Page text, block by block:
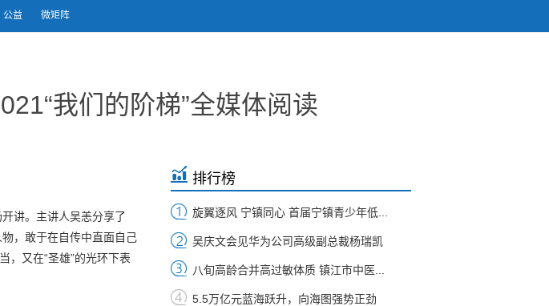
公益 微矩阵
我们的阶梯”全媒体阅读
讲。主讲人吴恙分享了
，敢于在自传中直面自己
，又在“圣雄”的光环下表
排行榜
旋翼逐风 宁镇同心 首届宁镇青少年低...
吴庆文会见华为公司高级副总裁杨瑞凯
八旬高龄合并高过敏体质 镇江市中医...
5.5万亿元蓝海跃升，向海图强势正劲